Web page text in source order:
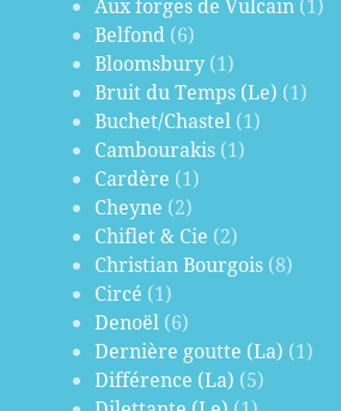
Aux forges de Vulcain (1)
Belfond (6)
Bloomsbury (1)
Bruit du Temps (Le) (1)
Buchet/Chastel (1)
Cambourakis (1)
Cardère (1)
Cheyne (2)
Chiflet & Cie (2)
Christian Bourgois (8)
Circé (1)
Denoël (6)
Dernière goutte (La) (1)
Différence (La) (5)